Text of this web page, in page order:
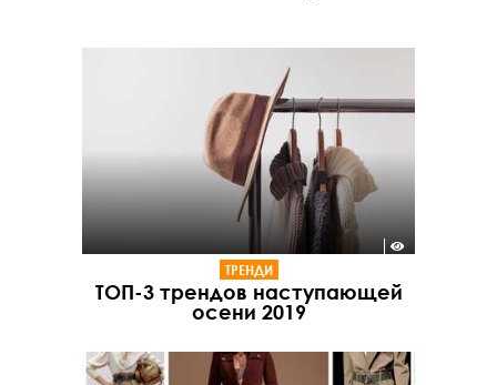
ТРЕНДИ
ТОП-3 трендов наступающей
осени 2019